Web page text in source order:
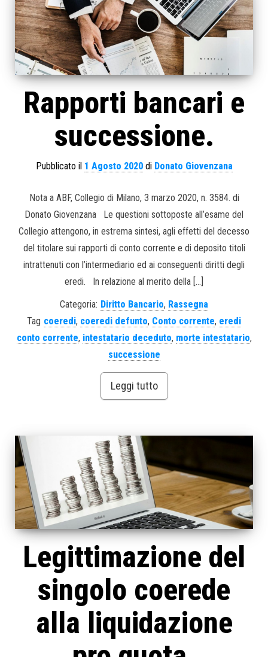
Rapporti bancari e
successione.
Pubblicato il 1 Agosto 2020di Donato Giovenzana
Nota a ABF, Collegio di Milano, 3 marzo 2020, n. 3584. di
Donato Giovenzana Le questioni sottoposte all’esame del
Collegio attengono, in estrema sintesi, agli effetti del decesso
del titolare sui rapporti di conto corrente e di deposito titoli
intrattenuti con l’intermediario ed ai conseguenti diritti degli
eredi. In relazione al merito della […]
Categoria: Diritto Bancario, Rassegna
Tag coeredi, coeredi defunto, Conto corrente, eredi
conto corrente, intestatario deceduto, morte intestatario,
successione
Leggi tutto
Legittimazione del
singolo coerede
alla liquidazione